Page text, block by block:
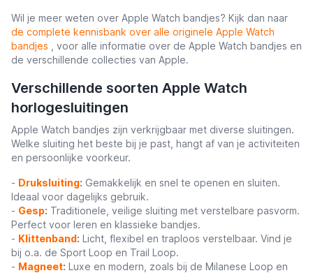
Wil je meer weten over Apple Watch bandjes? Kijk dan naar
de complete kennisbank over alle originele Apple Watch
bandjes
, voor alle informatie over de Apple Watch bandjes en
de verschillende collecties van Apple.
Verschillende soorten Apple Watch
horlogesluitingen
Apple Watch bandjes zijn verkrijgbaar met diverse sluitingen.
Welke sluiting het beste bij je past, hangt af van je activiteiten
en persoonlijke voorkeur.
- Druksluiting: Gemakkelijk en snel te openen en sluiten.
Ideaal voor dagelijks gebruik.
- Gesp: Traditionele, veilige sluiting met verstelbare pasvorm.
Perfect voor leren en klassieke bandjes.
- Klittenband: Licht, flexibel en traploos verstelbaar. Vind je
bij o.a. de Sport Loop en Trail Loop.
- Magneet: Luxe en modern, zoals bij de Milanese Loop en